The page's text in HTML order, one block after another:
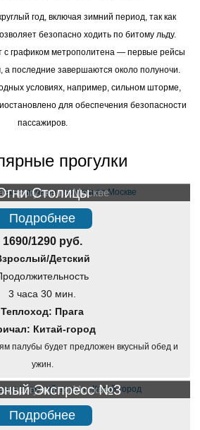
год, включая зимний период, так как
безопасно ходить по битому льду.
с графиком метрополитена — первые рейсы
а последние завершаются около полуночи.
условиях, например, сильном шторме,
для обеспечения безопасности
пассажиров.
прогулки
прогулка по Москве
Столицы
Подробнее
1690/1290 руб.
Детский
3 часа 30 мин.
Теплоход: Прага
Китай-город
палубы будет предложен вкусный обед и
ужин.
прогулка по Москве
Экспресс №3
Подробнее